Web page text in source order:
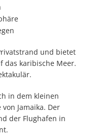
und bietet
das karibische Meer.
in dem kleinen
Jamaika. Der
der Flughafen in